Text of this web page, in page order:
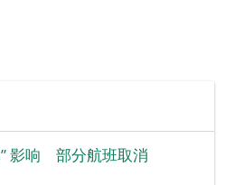
影响 部分航班取消